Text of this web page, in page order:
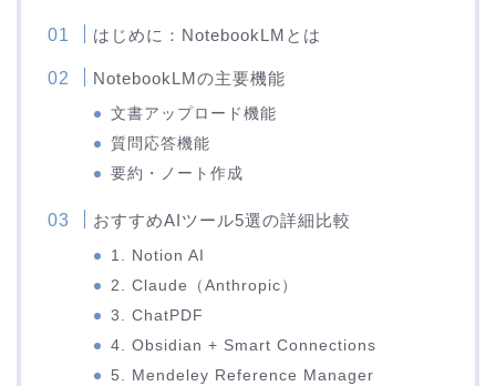
はじめに：NotebookLMとは
NotebookLMの主要機能
文書アップロード機能
質問応答機能
要約・ノート作成
おすすめAIツール5選の詳細比較
1. Notion AI
2. Claude（Anthropic）
3. ChatPDF
4. Obsidian + Smart Connections
5. Mendeley Reference Manager